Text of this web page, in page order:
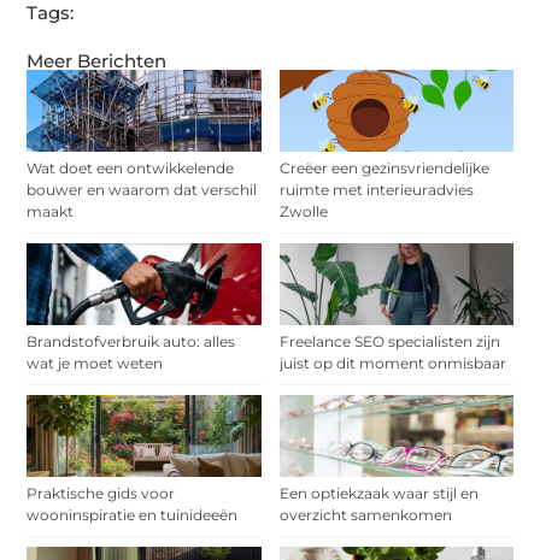
Meer Berichten
Wat doet een ontwikkelende
bouwer en waarom dat verschil
maakt
Creëer een gezinsvriendelijke
ruimte met interieuradvies
Zwolle
Brandstofverbruik auto: alles
wat je moet weten
Freelance SEO specialisten zijn
juist op dit moment onmisbaar
Praktische gids voor
wooninspiratie en tuinideeën
Een optiekzaak waar stijl en
overzicht samenkomen
Tags: